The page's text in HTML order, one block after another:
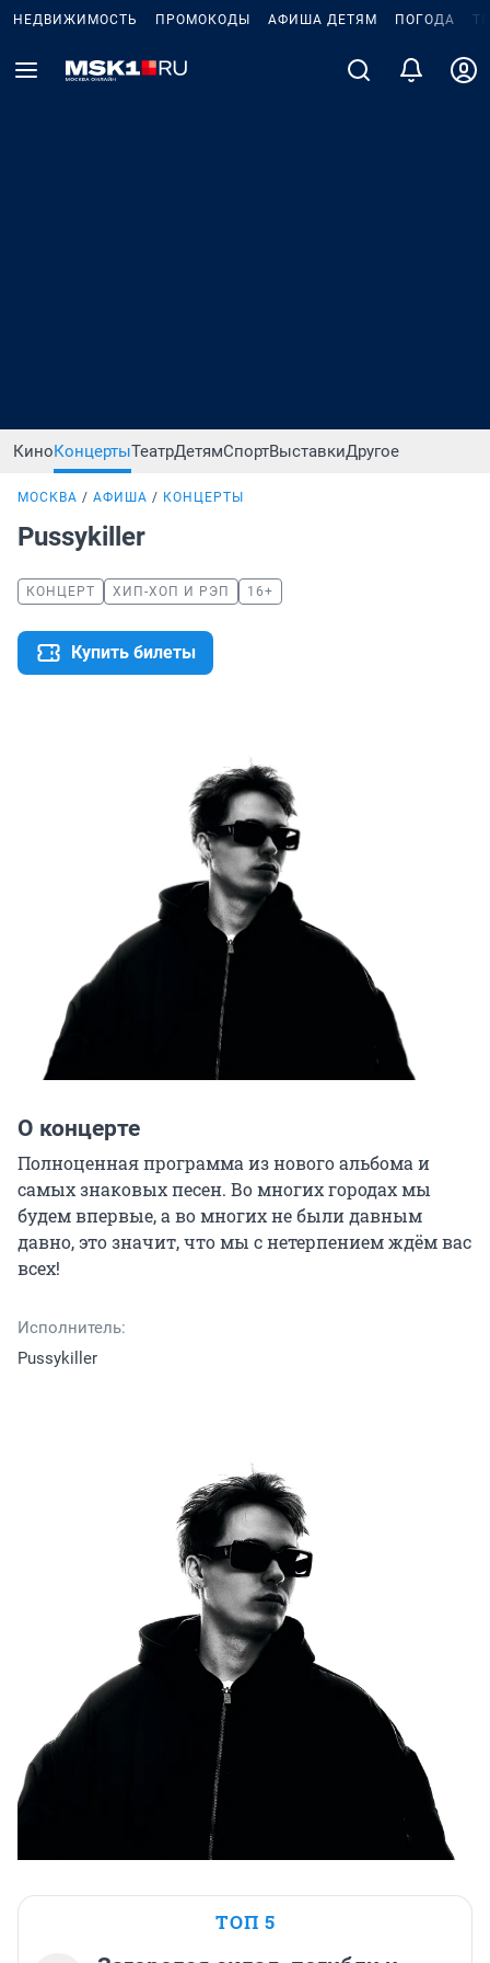
НЕДВИЖИМОСТЬ ПРОМОКОДЫ АФИША ДЕТЯМ ПОГОДА
КиноКонцертыТеатрДетямСпортВыставкиДругое
МОСКВА АФИША КОНЦЕРТЫ
Pussykiller
КОНЦЕРТ ХИП-ХОП И РЭП 16+
Купить билеты
О концерте
Полноценная программа из нового альбома и
самых знаковых песен. Во многих городах мы
будем впервые, а во многих не были давным
давно, это значит, что мы с нетерпением ждём вас
всех!
Исполнитель:
Pussykiller
ТОП 5